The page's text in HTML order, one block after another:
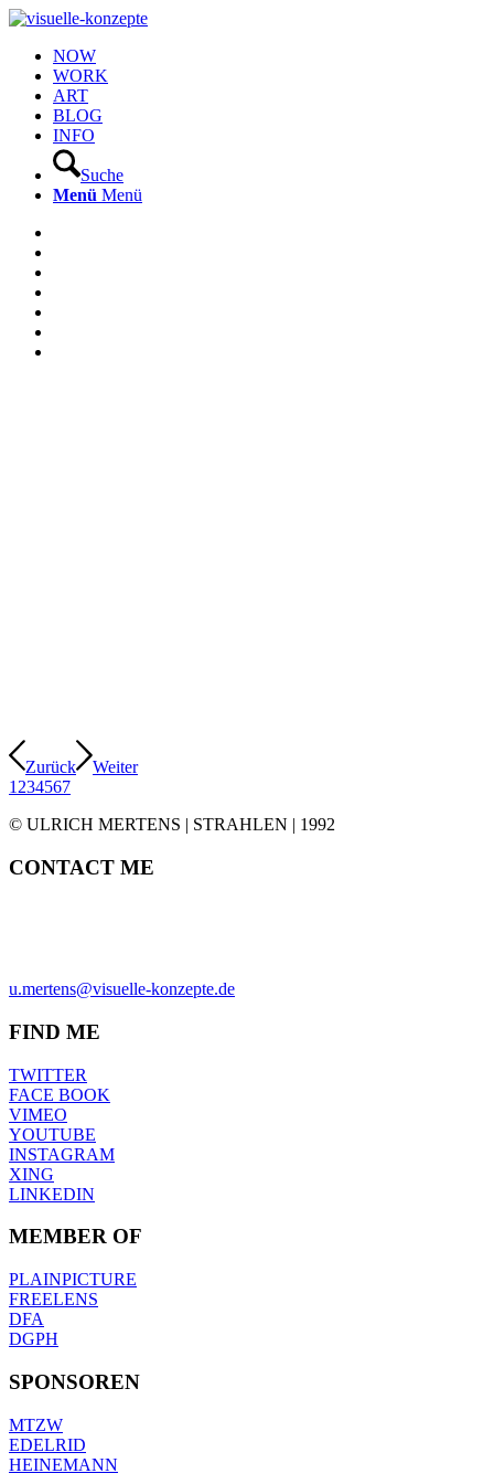
NOW
WORK
ART
BLOG
INFO
Suche
Menü Menü
Zurück
Weiter
1 234567
© ULRICH MERTENS | STRAHLEN | 1992
CONTACT ME
u.mertens@visuelle-konzepte.de
FIND ME
TWITTER
FACE BOOK
VIMEO
YOUTUBE
INSTAGRAM
XING
LINKEDIN
MEMBER OF
PLAINPICTURE
FREELENS
DFA
DGPH
SPONSOREN
MTZW
EDELRID
HEINEMANN